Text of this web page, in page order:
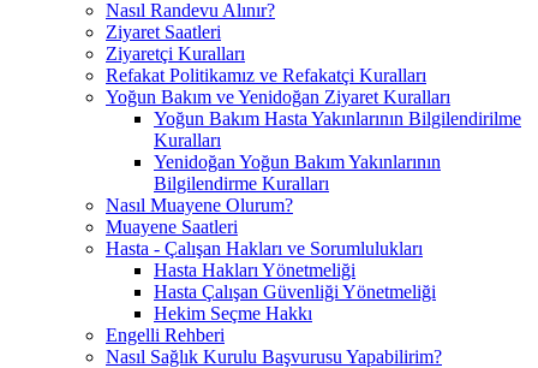
Nasıl Randevu Alınır?
Ziyaret Saatleri
Ziyaretçi Kuralları
Refakat Politikamız ve Refakatçi Kuralları
Yoğun Bakım ve Yenidoğan Ziyaret Kuralları
Yoğun Bakım Hasta Yakınlarının Bilgilendirilme
Kuralları
Yenidoğan Yoğun Bakım Yakınlarının
Bilgilendirme Kuralları
Nasıl Muayene Olurum?
Muayene Saatleri
Hasta - Çalışan Hakları ve Sorumlulukları
Hasta Hakları Yönetmeliği
Hasta Çalışan Güvenliği Yönetmeliği
Hekim Seçme Hakkı
Engelli Rehberi
Nasıl Sağlık Kurulu Başvurusu Yapabilirim?